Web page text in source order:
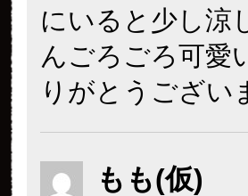
にいると少し涼
んごろごろ可愛
りがとうござい
もも(仮)